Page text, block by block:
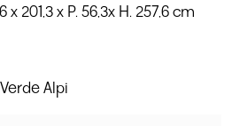
x 201,3 x P. 56,3x H. 257,6 cm
Alpi